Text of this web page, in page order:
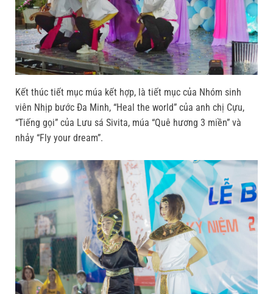
Kết thúc tiết mục múa kết hợp, là tiết mục của Nhóm sinh
viên Nhịp bước Đa Minh, “Heal the world” của anh chị Cựu,
“Tiếng gọi” của Lưu sá Sivita, múa “Quê hương 3 miền” và
nhảy “Fly your dream”.